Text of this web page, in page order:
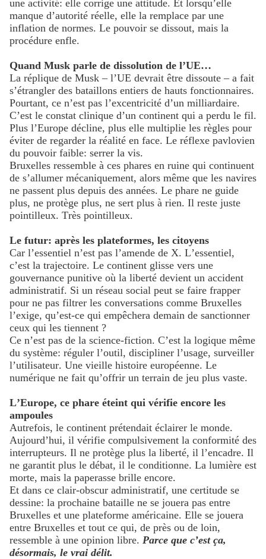
une activité: elle corrige une attitude. Et lorsqu’elle
manque d’autorité réelle, elle la remplace par une
inflation de normes. Le pouvoir se dissout, mais la
procédure enfle.
Quand Musk parle de dissolution de l’UE…
La réplique de Musk – l’UE devrait être dissoute – a fait
s’étrangler des bataillons entiers de hauts fonctionnaires.
Pourtant, ce n’est pas l’excentricité d’un milliardaire.
C’est le constat clinique d’un continent qui a perdu le fil.
Plus l’Europe décline, plus elle multiplie les règles pour
éviter de regarder la réalité en face. Le réflexe pavlovien
du pouvoir faible: serrer la vis.
Bruxelles ressemble à ces phares en ruine qui continuent
de s’allumer mécaniquement, alors même que les navires
ne passent plus depuis des années. Le phare ne guide
plus, ne protège plus, ne sert plus à rien. Il reste juste
pointilleux. Très pointilleux.
Le futur: après les plateformes, les citoyens
Car l’essentiel n’est pas l’amende de X. L’essentiel,
c’est la trajectoire. Le continent glisse vers une
gouvernance punitive où la liberté devient un accident
administratif. Si un réseau social peut se faire frapper
pour ne pas filtrer les conversations comme Bruxelles
l’exige, qu’est-ce qui empêchera demain de sanctionner
ceux qui les tiennent ?
Ce n’est pas de la science-fiction. C’est la logique même
du système: réguler l’outil, discipliner l’usage, surveiller
l’utilisateur. Une vieille histoire européenne. Le
numérique ne fait qu’offrir un terrain de jeu plus vaste.
L’Europe, ce phare éteint qui vérifie encore les
ampoules
Autrefois, le continent prétendait éclairer le monde.
Aujourd’hui, il vérifie compulsivement la conformité des
interrupteurs. Il ne protège plus la liberté, il l’encadre. Il
ne garantit plus le débat, il le conditionne. La lumière est
morte, mais la paperasse brille encore.
Et dans ce clair-obscur administratif, une certitude se
dessine: la prochaine bataille ne se jouera pas entre
Bruxelles et une plateforme américaine. Elle se jouera
entre Bruxelles et tout ce qui, de près ou de loin,
ressemble à une opinion libre. Parce que c’est ça,
désormais, le vrai délit.